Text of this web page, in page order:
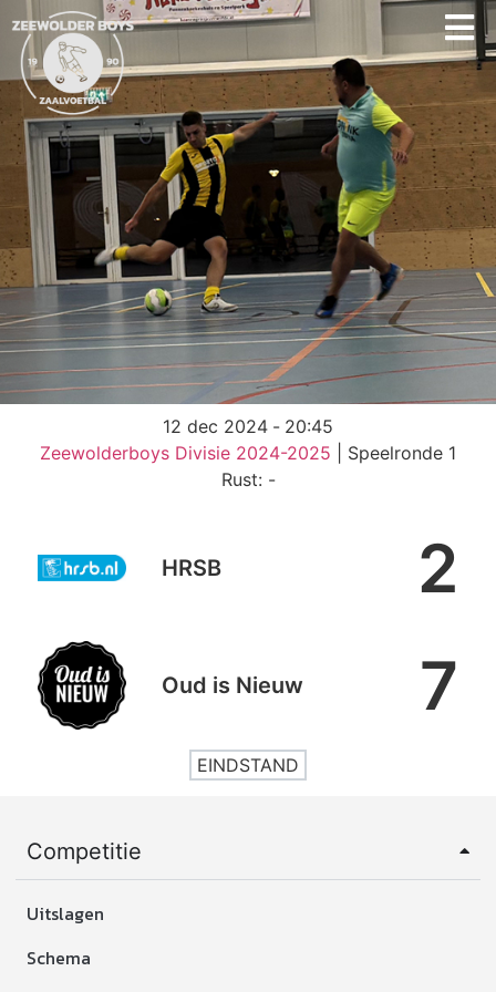
12 dec 2024 - 20:45
Zeewolderboys Divisie 2024-2025
| Speelronde 1
Rust: -
HRSB 2
Oud is Nieuw 7
EINDSTAND
Competitie
Uitslagen
Schema